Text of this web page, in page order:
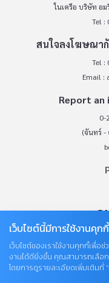
ในเครือ บริษัท อ
Tel :
สนใจลงโฆษณา
Tel :
Email :
Report an
0-
(จันทร์ -
เว็บไซต์นี้มีการใช้งานคุกกี้
เว็บไซต์ของเราใช้งานคุกกี้เพื่อ
งานได้ดียิ่งขึ้น คุณสามารถเลือ
โดยการดูรายละเอียดเพิ่มเติมที่